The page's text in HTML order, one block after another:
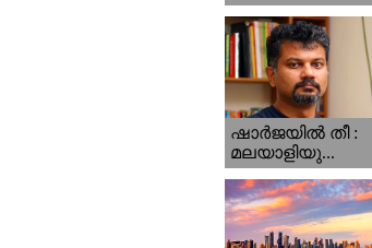
ഷാര്‍ജയില്‍ തീ :
മലയാളിയു...